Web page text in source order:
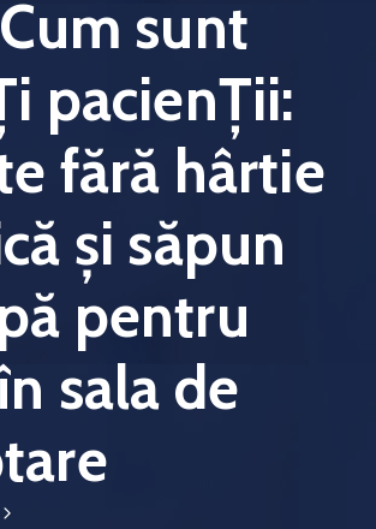
sunt
pacienŢii:
fără hârtie
şi săpun
pentru
sala de